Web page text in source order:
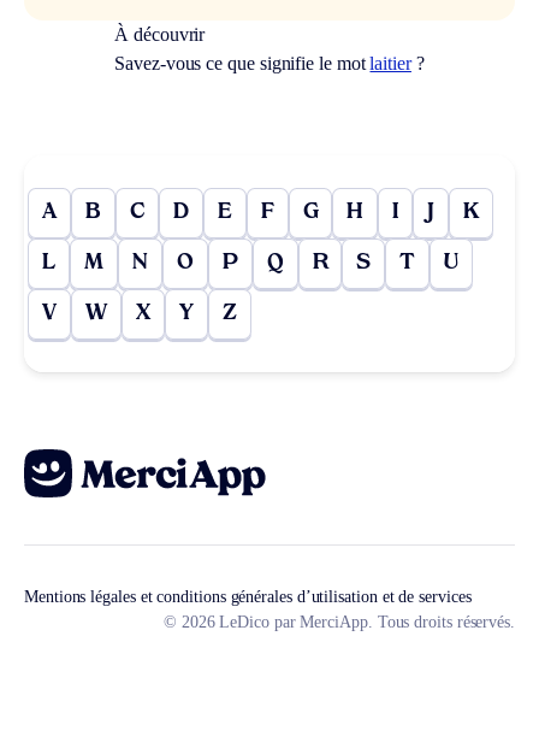
À découvrir
Savez-vous ce que signifie le motlaitier?
A B C D E F G H I J K
L M N O P Q R S T U
V W X Y Z
Mentions légales et conditions générales d’utilisation et de services
© 2026 LeDico par MerciApp. Tous droits réservés.